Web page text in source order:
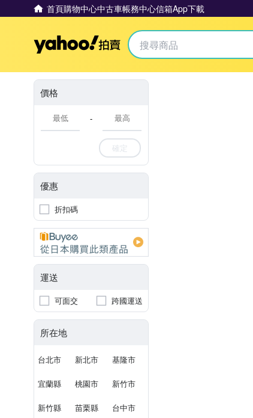
首頁購物中心中古車帳務中心信箱App下載
Yahoo拍賣
價格
-
確定
優惠
折扣碼
運送
可面交 跨國運送
所在地
台北市 新北市 基隆市
宜蘭縣 桃園市 新竹市
新竹縣 苗栗縣 台中市